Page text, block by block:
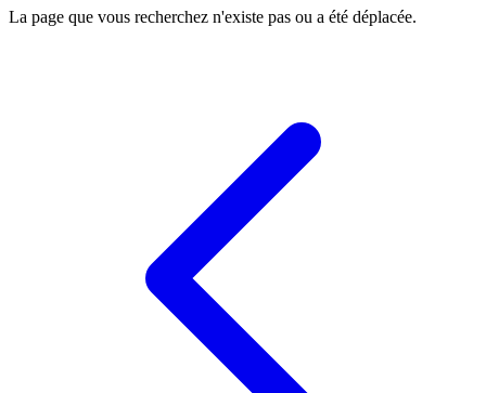
La page que vous recherchez n'existe pas ou a été déplacée.